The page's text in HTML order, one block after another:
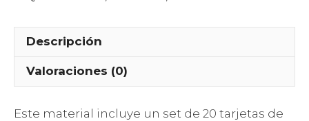
CARDS
Descripción
Valoraciones (0)
Este material incluye un set de 20 tarjetas de